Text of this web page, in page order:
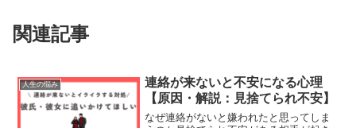
関連記事
人生の悩み
連絡が来ないと不安になる心理
【原因・解説：見捨てられ不安】
なぜ連絡がないと嫌われたと思ってしま